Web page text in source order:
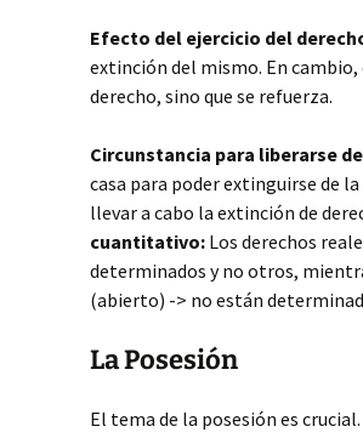
Efecto del ejercicio del
extinción del mismo. En
derecho, sino que se refuerza.
Circunstancia para liberarse
casa para poder extinguirse de
llevar a cabo la extinción de
cuantitativo: Los derechos
determinados y no otros,
(abierto) -> no están
La Posesión
El tema de la posesión es